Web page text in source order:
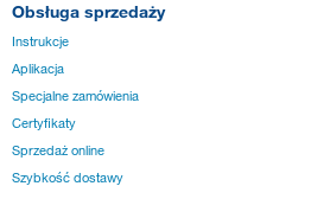
Obsługa sprzedaży
Instrukcje
Aplikacja
Specjalne zamówienia
Certyfikaty
Sprzedaż online
Szybkość dostawy